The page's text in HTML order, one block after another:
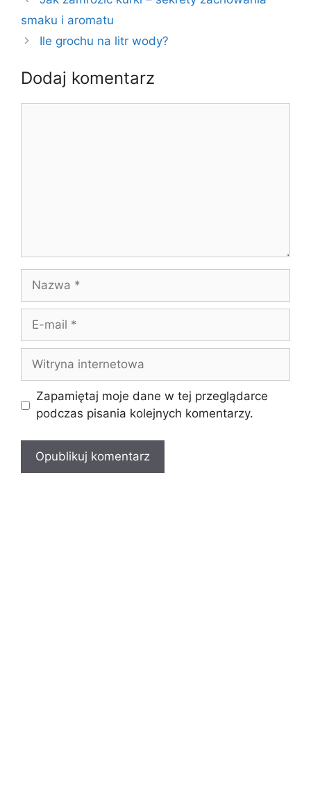
smaku i aromatu
Ile grochu na litr wody?
Dodaj komentarz
Nazwa
Witryna
internetowa
Zapamiętaj moje dane w tej przeglądarce
podczas pisania kolejnych komentarzy.